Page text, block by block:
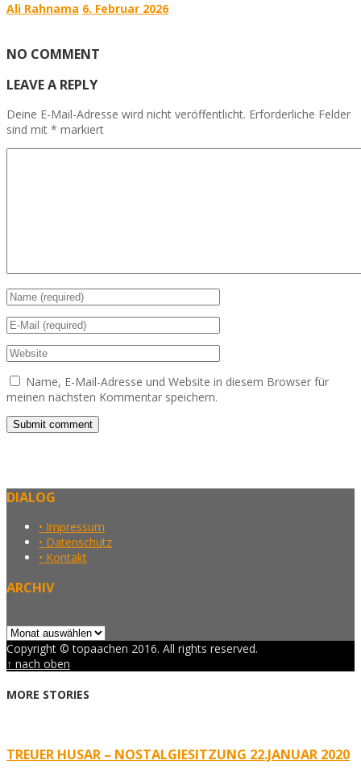
Ali Rahnama 6. Februar 2026
NO COMMENT
LEAVE A REPLY
Deine E-Mail-Adresse wird nicht veröffentlicht. Erforderliche Felder
sind mit * markiert
Name, E-Mail-Adresse und Website in diesem Browser für
meinen nächsten Kommentar speichern.
DIALOG
• Impressum
• Datenschutz
• Kontakt
ARCHIV
Copyright © topaachen 2016. All rights reserved.
↑ nach oben
MORE STORIES
TREUER HUSAR – NOSTALGIESITZUNG 22.JANUAR 2020